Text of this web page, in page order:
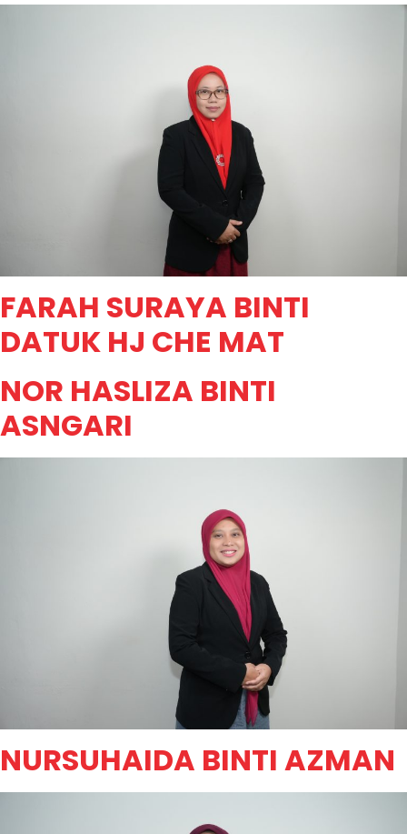
FARAH SURAYA BINTI
DATUK HJ CHE MAT
NOR HASLIZA BINTI
ASNGARI
NURSUHAIDA BINTI AZMAN